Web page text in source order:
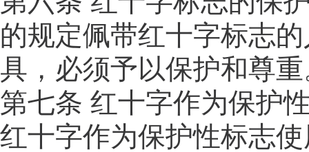
的规定佩带红十字标志
具，必须予以保护和尊
第七条 红十字作为保护
红十字作为保护性标志